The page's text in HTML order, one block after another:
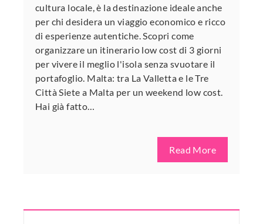
cultura locale, è la destinazione ideale anche
per chi desidera un viaggio economico e ricco
di esperienze autentiche. Scopri come
organizzare un itinerario low cost di 3 giorni
per vivere il meglio l'isola senza svuotare il
portafoglio. Malta: tra La Valletta e le Tre
Città Siete a Malta per un weekend low cost.
Hai già fatto…
Read More